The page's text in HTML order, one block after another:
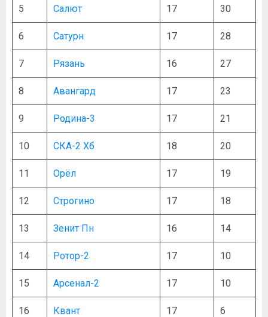
5 Салют 17 30
6 Сатурн 17 28
7 Рязань 16 27
8 Авангард 17 23
9 Родина-3 17 21
10 СКА-2 Хб 18 20
11 Орёл 17 19
12 Строгино 17 18
13 Зенит Пн 16 14
14 Ротор-2 17 10
15 Арсенал-2 17 10
16 Квант 17 6